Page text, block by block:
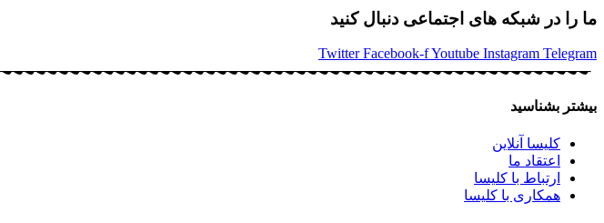
ما را در شبکه های اجتماعی دنبال کنید
Twitter Facebook-fYoutube Instagram Telegram
بیشتر بشناسید
کلیسا آنلاین
اعتقاد ما
ارتباط با کلیسا
همکاری با کلیسا